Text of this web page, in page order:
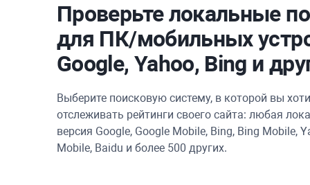
Проверьте локальные
для ПК/мобильных
Google, Yahoo, Bing и
Выберите поисковую систему, в которой вы
отслеживать рейтинги своего сайта: любая
версия Google, Google Mobile, Bing, Bing Mobile,
Mobile, Baidu и более 500 других.